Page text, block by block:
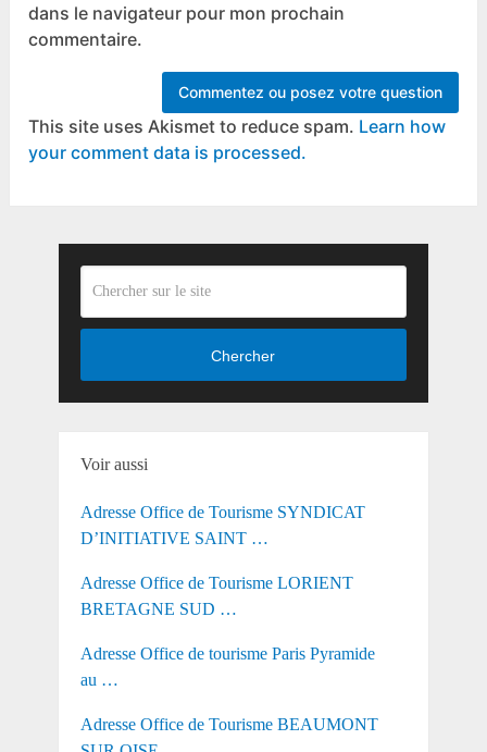
dans le navigateur pour mon prochain
commentaire.
This site uses Akismet to reduce spam. Learn how
your comment data is processed.
Chercher
Voir aussi
Adresse Office de Tourisme SYNDICAT
D’INITIATIVE SAINT …
Adresse Office de Tourisme LORIENT
BRETAGNE SUD …
Adresse Office de tourisme Paris Pyramide
au …
Adresse Office de Tourisme BEAUMONT